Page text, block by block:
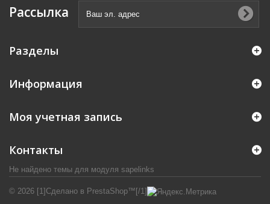
Рассылка
Разделы
Информация
© 2026 [1]Сделано в PrestaShop™[/1]
Моя учетная запись
Контакты
Не найдено темы для модуля sapelinks